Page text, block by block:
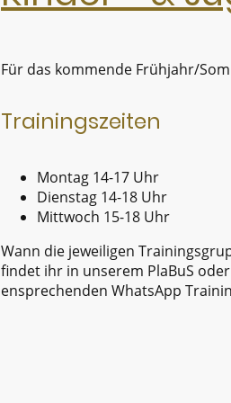
Für das kommende Frühjahr/
Trainingszeiten
Montag 14-17 Uhr
Dienstag 14-18 Uhr
Mittwoch 15-18 Uhr
Wann die jeweiligen
findet ihr in unserem PlaBuS
ensprechenden WhatsApp